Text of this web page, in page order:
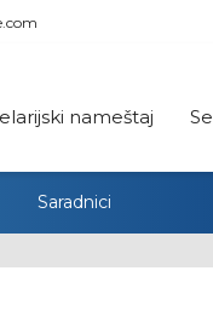
nameštaj
Saradnici